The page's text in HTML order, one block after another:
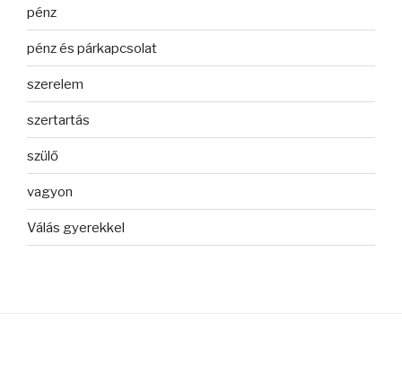
pénz
pénz és párkapcsolat
szerelem
szertartás
szülő
vagyon
Válás gyerekkel